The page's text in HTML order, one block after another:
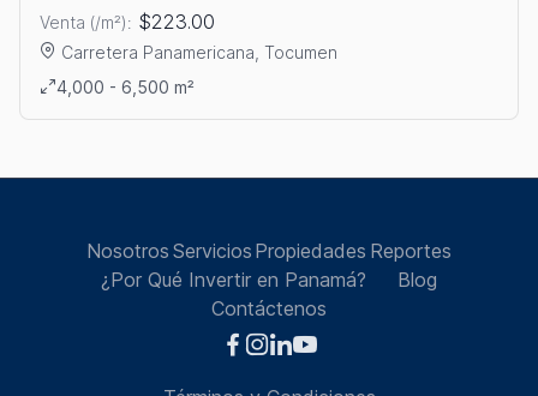
Venta (/m²): $223.00
Carretera Panamericana, Tocumen
Ver detalles: VENTA DE LOTES SERVIDOS SOBRE LA VÍA
4,000 - 6,500 m²
Nosotros Servicios Propiedades Reportes
¿Por Qué Invertir en Panamá?
Blog
Contáctenos